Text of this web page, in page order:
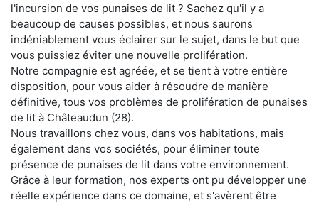
l'incursion de vos punaises de lit ? Sachez qu'il y a
beaucoup de causes possibles, et nous saurons
indéniablement vous éclairer sur le sujet, dans le but que
vous puissiez éviter une nouvelle prolifération.
Notre compagnie est agréée, et se tient à votre entière
disposition, pour vous aider à résoudre de manière
définitive, tous vos problèmes de prolifération de punaises
de lit à Châteaudun (28).
Nous travaillons chez vous, dans vos habitations, mais
également dans vos sociétés, pour éliminer toute
présence de punaises de lit dans votre environnement.
Grâce à leur formation, nos experts ont pu développer une
réelle expérience dans ce domaine, et s'avèrent être